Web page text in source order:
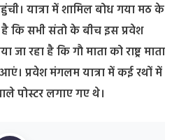
यात्रा में शामिल बोध गया मठ के
है कि सभी संतो के बीच इस प्रवेश
रहा है कि गौ माता को राष्ट्र माता
प्रवेश मंगलम यात्रा में कई रथों में
पोस्टर लगाए गए थे।